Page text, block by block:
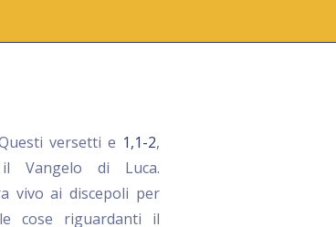
versetti e 1,1-2,
Vangelo di Luca.
vivo ai discepoli per
cose riguardanti il